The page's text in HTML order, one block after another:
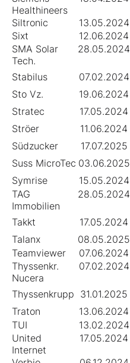
Healthineers
Siltronic 13.05.2024
Sixt
12.06.2024
SMA Solar
Tech.
28.05.2024
Stabilus 07.02.2024
Sto Vz.
19.06.2024
Stratec
17.05.2024
Ströer
11.06.2024
Südzucker
17.07.2025
Suss MicroTec 03.06.2025
Symrise
15.05.2024
TAG
Immobilien
28.05.2024
Takkt 17.05.2024
Talanx
08.05.2025
Teamviewer
07.06.2024
Thyssenkr.
Nucera
07.02.2024
Thyssenkrupp 31.01.2025
Traton
13.06.2024
TUI
13.02.2024
United
Internet
17.05.2024